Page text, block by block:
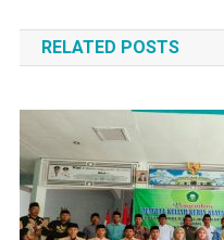
pos
RELATED POSTS